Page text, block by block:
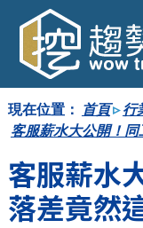
現在位置： 首頁▹ 行
客服薪水大公開！
客服薪水
落差竟然